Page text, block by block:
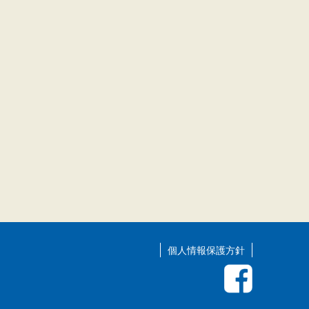
個人情報保護方針